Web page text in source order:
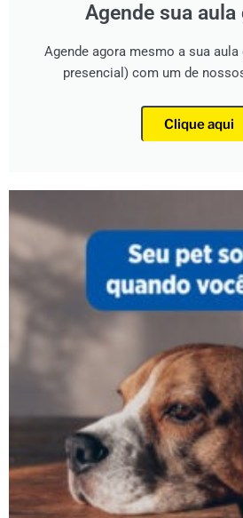
Agende sua
Agende agora mesmo a sua
presencial) com um de
Clique aqui